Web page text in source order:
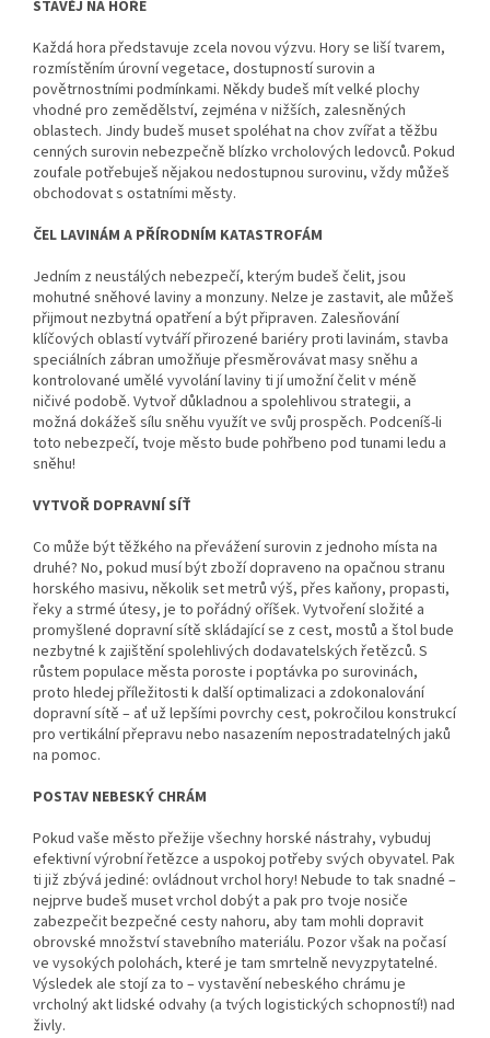
STAVĚJ NA HOŘE
Každá hora představuje zcela novou výzvu. Hory se liší tvarem,
rozmístěním úrovní vegetace, dostupností surovin a
povětrnostními podmínkami. Někdy budeš mít velké plochy
vhodné pro zemědělství, zejména v nižších, zalesněných
oblastech. Jindy budeš muset spoléhat na chov zvířat a těžbu
cenných surovin nebezpečně blízko vrcholových ledovců. Pokud
zoufale potřebuješ nějakou nedostupnou surovinu, vždy můžeš
obchodovat s ostatními městy.
ČEL LAVINÁM A PŘÍRODNÍM KATASTROFÁM
Jedním z neustálých nebezpečí, kterým budeš čelit, jsou
mohutné sněhové laviny a monzuny. Nelze je zastavit, ale můžeš
přijmout nezbytná opatření a být připraven. Zalesňování
klíčových oblastí vytváří přirozené bariéry proti lavinám, stavba
speciálních zábran umožňuje přesměrovávat masy sněhu a
kontrolované umělé vyvolání laviny ti jí umožní čelit v méně
ničivé podobě. Vytvoř důkladnou a spolehlivou strategii, a
možná dokážeš sílu sněhu využít ve svůj prospěch. Podceníš-li
toto nebezpečí, tvoje město bude pohřbeno pod tunami ledu a
sněhu!
VYTVOŘ DOPRAVNÍ SÍŤ
Co může být těžkého na převážení surovin z jednoho místa na
druhé? No, pokud musí být zboží dopraveno na opačnou stranu
horského masivu, několik set metrů výš, přes kaňony, propasti,
řeky a strmé útesy, je to pořádný oříšek. Vytvoření složité a
promyšlené dopravní sítě skládající se z cest, mostů a štol bude
nezbytné k zajištění spolehlivých dodavatelských řetězců. S
růstem populace města poroste i poptávka po surovinách,
proto hledej příležitosti k další optimalizaci a zdokonalování
dopravní sítě – ať už lepšími povrchy cest, pokročilou konstrukcí
pro vertikální přepravu nebo nasazením nepostradatelných jaků
na pomoc.
POSTAV NEBESKÝ CHRÁM
Pokud vaše město přežije všechny horské nástrahy, vybuduj
efektivní výrobní řetězce a uspokoj potřeby svých obyvatel. Pak
ti již zbývá jediné: ovládnout vrchol hory! Nebude to tak snadné –
nejprve budeš muset vrchol dobýt a pak pro tvoje nosiče
zabezpečit bezpečné cesty nahoru, aby tam mohli dopravit
obrovské množství stavebního materiálu. Pozor však na počasí
ve vysokých polohách, které je tam smrtelně nevyzpytatelné.
Výsledek ale stojí za to – vystavění nebeského chrámu je
vrcholný akt lidské odvahy (a tvých logistických schopností!) nad
živly.